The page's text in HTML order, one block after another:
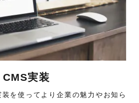
実装
を使ってより企業の魅力やお知ら